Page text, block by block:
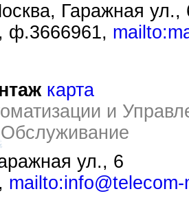
Гаражная ул.,
ф.3666961,
карта
и
ул., 6
mailto:info@telecom-